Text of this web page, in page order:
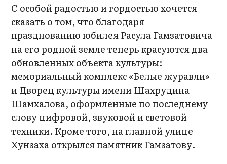
С особой радостью и гордостью хочется
сказать о том, что благодаря
празднованию юбилея Расула Гамзатовича
на его родной земле теперь красуются два
обновленных объекта культуры:
мемориальный комплекс «Белые журавли»
и Дворец культуры имени Шахрудина
Шамхалова, оформленные по последнему
слову цифровой, звуковой и световой
техники. Кроме того, на главной улице
Хунзаха открылся памятник Гамзатову.